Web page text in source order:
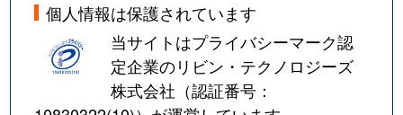
個人情報は保護されています
当サイトはプライバシーマーク認
定企業のリビン・テクノロジーズ
株式会社（認証番号：